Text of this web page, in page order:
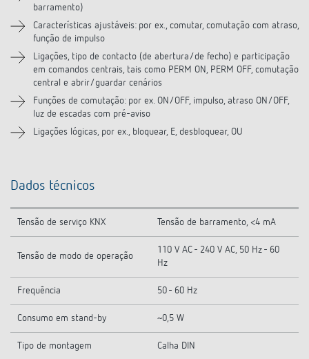
barramento)
Características ajustáveis: por ex., comutar, comutação com atraso,
função de impulso
Ligações, tipo de contacto (de abertura/de fecho) e participação
em comandos centrais, tais como PERM ON, PERM OFF, comutação
central e abrir/guardar cenários
Funções de comutação: por ex. ON/OFF, impulso, atraso ON/OFF,
luz de escadas com pré-aviso
Ligações lógicas, por ex., bloquear, E, desbloquear, OU
Dados técnicos
Tensão de serviço KNX Tensão de barramento, <4 mA
Tensão de modo de operação
110 V AC - 240 V AC, 50 Hz - 60
Hz
Frequência 50 - 60 Hz
Consumo em stand-by ~0,5 W
Tipo de montagem Calha DIN